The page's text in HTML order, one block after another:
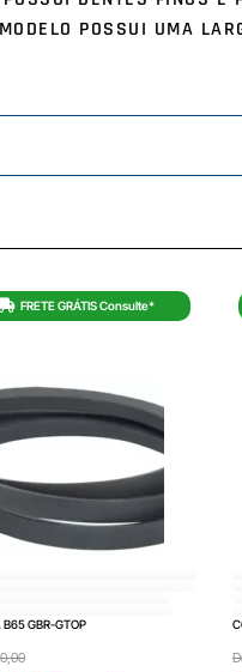
POSSUI UMA
FRETE GRÁTIS Consulte*
B65 GBR-GTOP